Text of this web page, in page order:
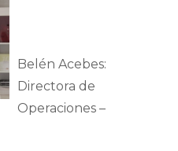
Belén Acebes:
Directora de
Operaciones –